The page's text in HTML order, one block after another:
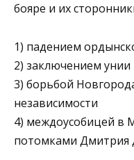
бояре и их
1) падением
2) заключением
3) борьбой
независимости
4) междоусобицей в
потомками Дмитрия